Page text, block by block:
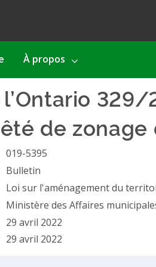
À propos
de
019-5395
Bulletin
Loi sur l'aménagement du
Ministère des Affaires
29 avril 2022
29 avril 2022